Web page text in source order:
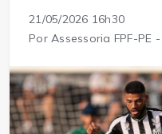
21/05/2026 16h30
Por Assessoria FPF-PE -